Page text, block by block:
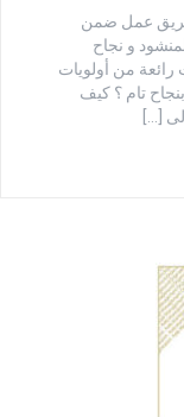
عمل ضمن
و نجاح
من أولويات
تام ؟ كيف
[…]